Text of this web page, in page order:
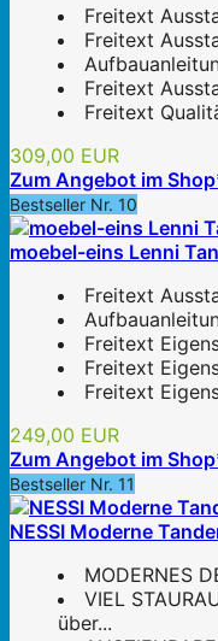
Freitext
Freitext
Freitext
Freitext
309,00 EUR
Zum Angebot im
Bestseller Nr. 10
moebel-eins Lenni
Freitext
Freitext
Freitext
Freitext
249,00 EUR
Zum Angebot im
Bestseller Nr. 11
NESSI Moderne
MODERNES
VIEL
über...